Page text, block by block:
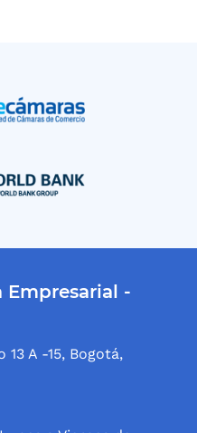
-
A -15, Bogotá,